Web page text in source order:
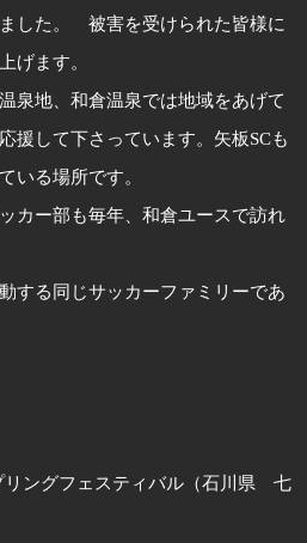
した。 被害を受けられた皆様に
げます。
泉地、和倉温泉では地域をあげて
援して下さっています。矢板SCも
いる場所です。
カー部も毎年、和倉ユースで訪れ
する同じサッカーファミリーであ
リングフェスティバル（石川県 七